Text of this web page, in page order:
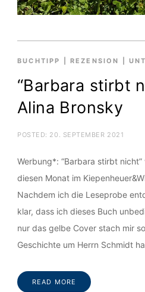
BUCHTIPP REZENSION
“Barbara stirbt
Alina Bronsky
POSTED: 20. SEPTEMBER 2021
Werbung*: “Barbara stirbt
diesen Monat im
Nachdem ich die Leseprobe
klar, dass ich dieses Buch
nur das gelbe Cover stach mir
Geschichte um Herrn Schmidt
READ MORE